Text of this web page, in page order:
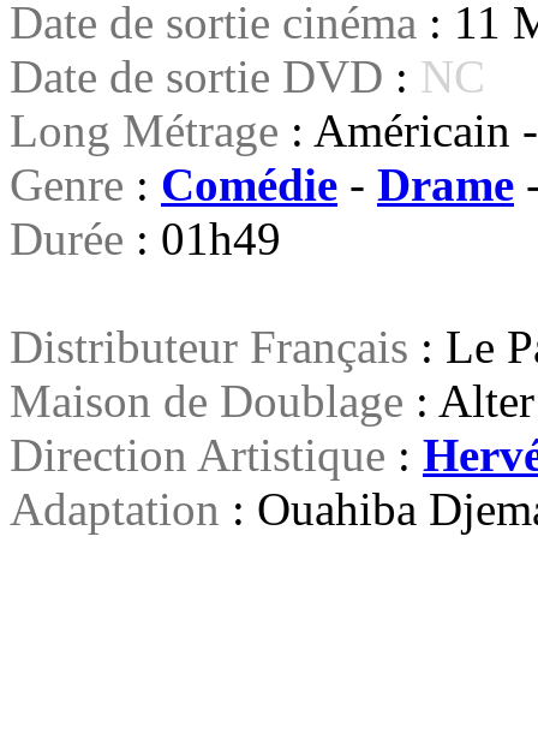
Date de sortie cinéma : 11
Date de sortie DVD : NC
Long Métrage : Américain
Genre : Comédie - Drame
Durée : 01h49
Distributeur Français : Le
Maison de Doublage :
Direction Artistique :
Adaptation : Ouahiba